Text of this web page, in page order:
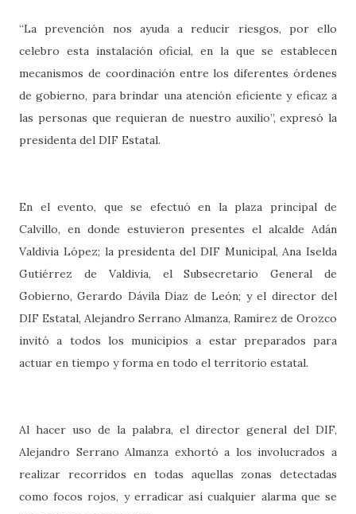
“La prevención nos ayuda a reducir riesgos, por ello
celebro esta instalación oficial, en la que se establecen
mecanismos de coordinación entre los diferentes órdenes
de gobierno, para brindar una atención eficiente y eficaz a
las personas que requieran de nuestro auxilio”, expresó la
presidenta del DIF Estatal.
En el evento, que se efectuó en la plaza principal de
Calvillo, en donde estuvieron presentes el alcalde Adán
Valdivia López; la presidenta del DIF Municipal, Ana Iselda
Gutiérrez de Valdivia, el Subsecretario General de
Gobierno, Gerardo Dávila Díaz de León; y el director del
DIF Estatal, Alejandro Serrano Almanza, Ramírez de Orozco
invitó a todos los municipios a estar preparados para
actuar en tiempo y forma en todo el territorio estatal.
Al hacer uso de la palabra, el director general del DIF,
Alejandro Serrano Almanza exhortó a los involucrados a
realizar recorridos en todas aquellas zonas detectadas
como focos rojos, y erradicar así cualquier alarma que se